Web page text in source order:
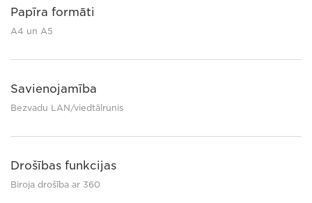
Papīra formāti
A4 un A5
Savienojamība
Bezvadu LAN/viedtālrunis
Drošības funkcijas
Biroja drošība ar 360